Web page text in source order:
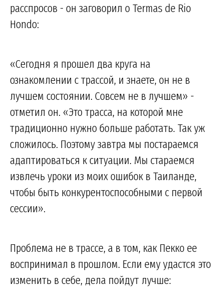
расспросов - он заговорил о Termas de Rio
Hondo:
«Сегодня я прошел два круга на
ознакомлении с трассой, и знаете, он не в
лучшем состоянии. Совсем не в лучшем» -
отметил он. «Это трасса, на которой мне
традиционно нужно больше работать. Так уж
сложилось. Поэтому завтра мы постараемся
адаптироваться к ситуации. Мы стараемся
извлечь уроки из моих ошибок в Таиланде,
чтобы быть конкурентоспособными с первой
сессии».
Проблема не в трассе, а в том, как Пекко ее
воспринимал в прошлом. Если ему удастся это
изменить в себе, дела пойдут лучше: